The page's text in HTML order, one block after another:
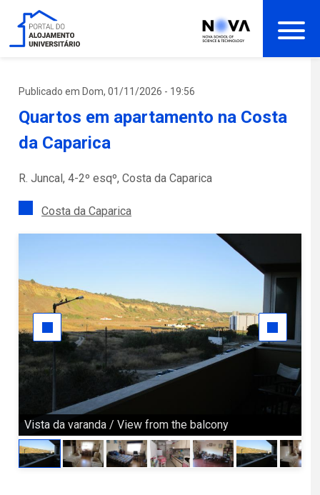
Passar
para
principal
Publicado em Dom, 01/11/2026 - 19:56
Quartos em apartamento na Costa
da Caparica
R. Juncal, 4-2º esqº, Costa da Caparica
Costa da Caparica
Vista da varanda / View from the balcony